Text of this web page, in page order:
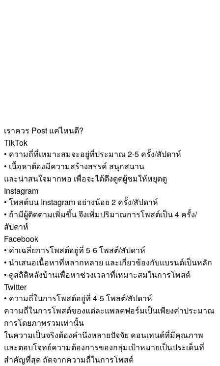
เราควร Post แค่ไหนดี?
TikTok
• ความถี่ที่เหมาะสมจะอยู่ที่ประมาณ 2-5 ครั้ง/สัปดาห์
• เนื้อหาต้องมีความสร้างสรรค์ สนุกสนาน
และน่าสนใจมากพอ เพื่อจะได้ดึงดูดผู้ชมให้หยุดดู
Instagram
• โพสต์บน Instagram อย่างน้อย 2 ครั้ง/สัปดาห์
• ถ้ามีผู้ติดตามเพิ่มขึ้น จึงเพิ่มปริมาณการโพสต์เป็น 4 ครั้ง/
สัปดาห์
Facebook
• ค่าเฉลี่ยการโพสต์อยู่ที่ 5-6 โพสต์/สัปดาห์
• นำเสนอเนื้อหาที่หลากหลาย และเกี่ยวข้องกับแบรนด์เป็นหลัก
• ดูสถิติหลังบ้านเพื่อหาช่วงเวลาที่เหมาะสมในการโพสต์
Twitter
• ความถี่ในการโพสต์อยู่ที่ 4-5 โพสต์/สัปดาห์
ความถี่ในการโพสต์ของแต่ละแพลตฟอร์มเป็นเพียงค่าประมาณ
การโดยภาพรวมเท่านั้น
ในความเป็นจริงต้องคำนึงหลายปัจจัย คอนเทนต์ที่มีคุณภาพ
และตอบโจทย์ความต้องการของกลุ่มเป้าหมายเป็นประเด็นที่
สำคัญที่สุด ถัดจากความถี่ในการโพสต์